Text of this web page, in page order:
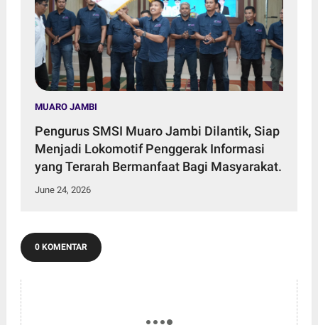
MUARO JAMBI
Pengurus SMSI Muaro Jambi Dilantik, Siap
Menjadi Lokomotif Penggerak Informasi
yang Terarah Bermanfaat Bagi Masyarakat.
June 24, 2026
0 KOMENTAR